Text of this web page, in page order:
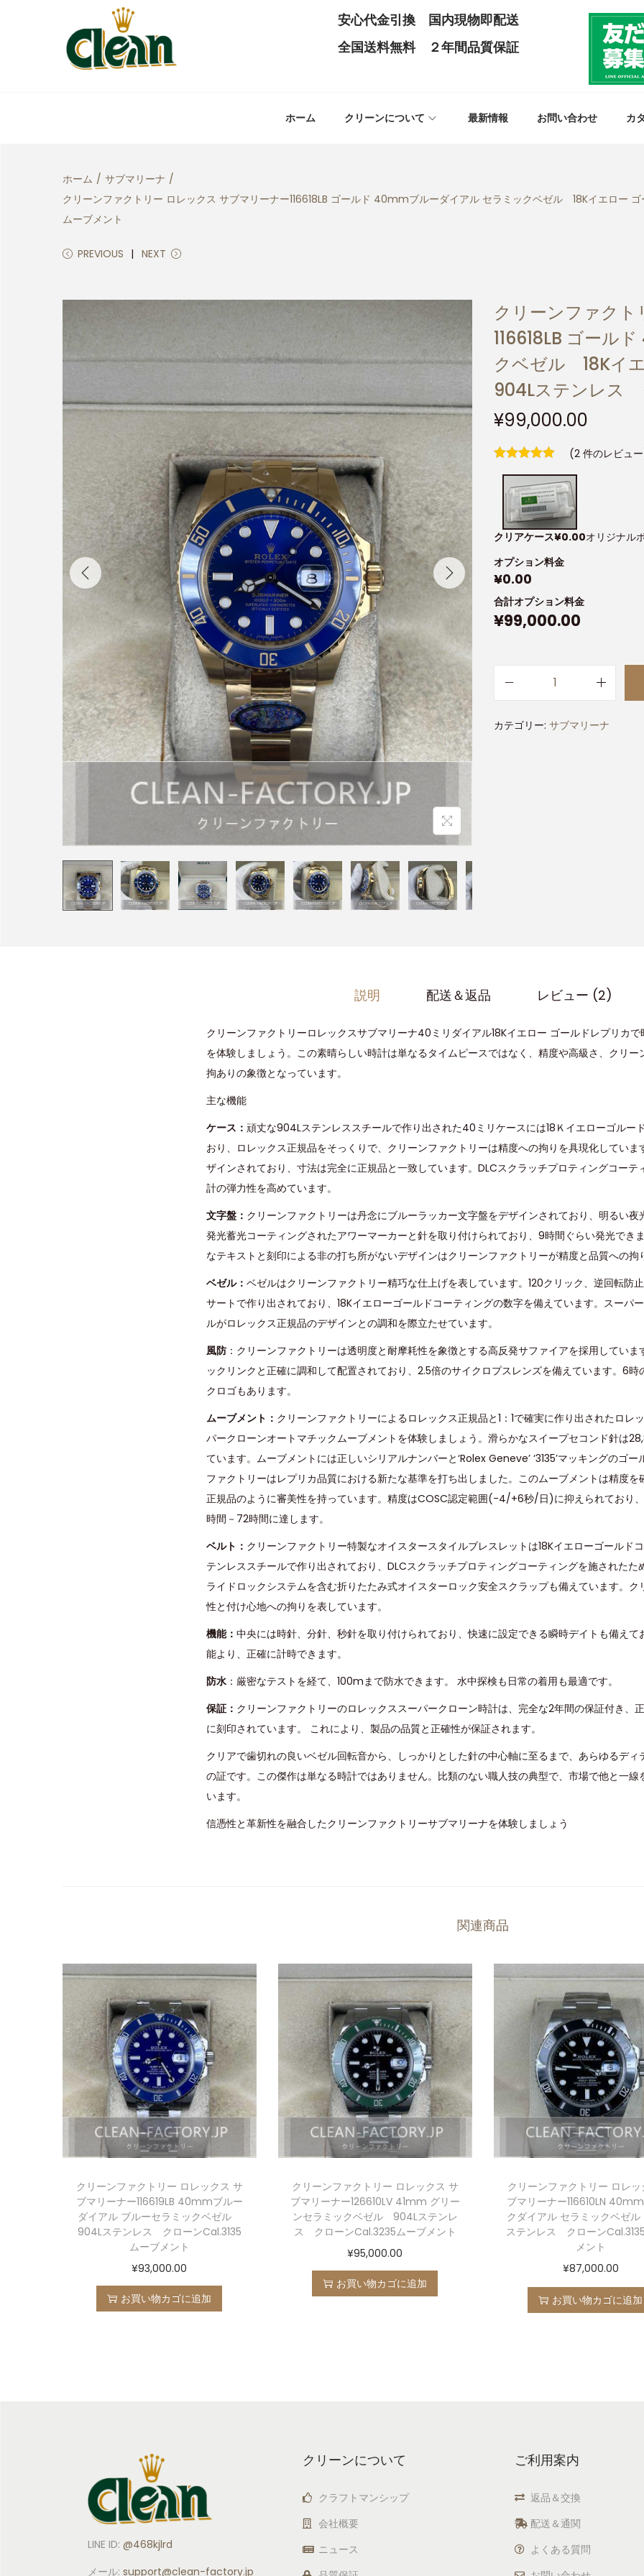
安心代金引換 国内現物即配送
全国送料無料 ２年間品質保証
ホーム クリーンについて 最新情報 お問い合わせ カ
ホーム / サブマリーナ /
クリーンファクトリー ロレックス サブマリーナー116618LB ゴールド 40mmブルーダイアル セラミックベゼル 18Kイエロー
ムーブメント
PREVIOUS NEXT
クリーンファク
116618LB ゴール
クベゼル 18Kイ
904Lステンレス
¥99,000.00
(2 件のレビュ
クリアケース¥0.00オリジナル
オプション料金
¥0.00
合計オプション料金
¥99,000.00
カテゴリー: サブマリーナ
説明 配送＆返品 レビュー (2)
クリーンファクトリーロレックスサブマリーナ40ミリダイアル18Kイエロー ゴールドレプリカ
を体験しましょう。この素晴らしい時計は単なるタイムピースではなく、精度や高級さ、クリ
拘ありの象徴となっています。
主な機能
ケース： 頑丈な904Lステンレススチールで作り出された40ミリケースには18Ｋイエローゴルー
おり、ロレックス正規品をそっくりで、クリーンファクトリーは精度への拘りを具現化してい
ザインされており、寸法は完全に正規品と一致しています。DLCスクラッチプロティングコーテ
計の弾力性を高めています。
文字盤： クリーンファクトリーは丹念にブルーラッカー文字盤をデザインされており、明るい夜
発光蓄光コーティングされたアワーマーカーと針を取り付けられており、9時間ぐらい発光でき
なテキストと刻印による非の打ち所がないデザインはクリーンファクトリーが精度と品質への拘
ベゼル： ベゼルはクリーンファクトリー精巧な仕上げを表しています。120クリック、逆回転防
サートで作り出されており、18Kイエローゴールドコーティングの数字を備えています。スーパ
ルがロレックス正規品のデザインとの調和を際立たせています。
風防 ：クリーンファクトリーは透明度と耐摩耗性を象徴とする高反発サファイアを採用していま
ックリンクと正確に調和して配置されており、2.5倍のサイクロプスレンズを備えています。6時
クロゴもあります。
ムーブメント： クリーンファクトリーによるロレックス正規品と1：1で確実に作り出されたロレ
パークローンオートマチックムーブメントを体験しましょう。滑らかなスイープセコンド針は
ています。ムーブメントには正しいシリアルナンバーと‘Rolex Geneve’ ‘3135’マッキングのゴ
ファクトリーはレプリカ品質における新たな基準を打ち出しました。このムーブメントは精度を
正規品のように審美性を持っています。精度はCOSC認定範囲(-4/+6秒/日)に抑えられており
時間－72時間に達します。
ベルト： クリーンファクトリー特製なオイスタースタイルブレスレットは18Kイエローゴールド
テンレススチールで作り出されており、DLCスクラッチプロティングコーティングを施されたた
ライドロックシステムを含む折りたたみ式オイスターロック安全スクラップも備えています。
性と付け心地への拘りを表しています。
機能： 中央には時針、分針、秒針を取り付けられており、快速に設定できる瞬時デイトも備え
能より、正確に計時できます。
防水：厳密なテストを経て、100mまで防水できます。 水中探検も日常の着用も最適です。
保証： クリーンファクトリーのロレックススーパークローン時計は、完全な2年間の保証付き、
に刻印されています。 これにより、製品の品質と正確性が保証されます。
クリアで歯切れの良いベゼル回転音から、しっかりとした針の中心軸に至るまで、あらゆるデ
の証です。この傑作は単なる時計ではありません。比類のない職人技の典型で、市場で他と一線
います。
信憑性と革新性を融合したクリーンファクトリーサブマリーナを体験しましょう
関連商品
クリーンファクトリー ロレックス サ
ブマリーナー116619LB 40mmブルー
ダイアル ブルーセラミックベゼル
904Lステンレス クローンCal.3135
ムーブメント
¥93,000.00
お買い物カゴに追加
クリーンファクトリー ロレックス サ
ブマリーナー126610LV 41mm グリー
ンセラミックベゼル 904Lステンレ
ス クローンCal.3235ムーブメント
¥95,000.00
お買い物カゴに追加
クリーンファクトリー ロレッ
ブマリーナー116610LN
クダイアル セラミックベゼ
ステンレス クローン
メント
¥87,000.00
お買い物カゴに追加
LINE ID: @468kjlrd
メール: support@clean-factory.jp
クリーンについて
クラフトマンシップ
会社概要
ニュース
ご利用案内
返品＆交換
配送＆通関
よくある質問